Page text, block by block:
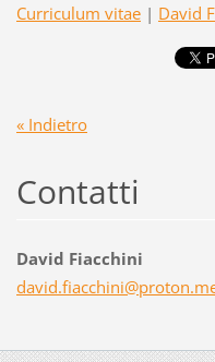
Curriculum vitae | David
« Indietro
Contatti
David Fiacchini
david.fiacchini@proton.m